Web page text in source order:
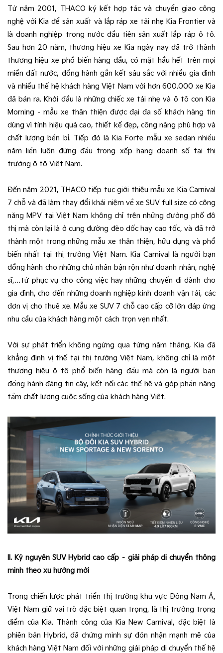
Từ năm 2001, THACO ký kết hợp tác và chuyển giao công
nghệ với Kia để sản xuất và lắp ráp xe tải nhẹ Kia Frontier và
là doanh nghiệp trong nước đầu tiên sản xuất lắp ráp ô tô.
Sau hơn 20 năm, thương hiệu xe Kia ngày nay đã trở thành
thương hiệu xe phổ biến hàng đầu, có mặt hầu hết trên mọi
miền đất nước, đồng hành gắn kết sâu sắc với nhiều gia đình
và nhiều thế hệ khách hàng Việt Nam với hơn 600.000 xe Kia
đã bán ra. Khởi đầu là những chiếc xe tải nhẹ và ô tô con Kia
Morning - mẫu xe thân thiện được đại đa số khách hàng tin
dùng vì tính hiệu quả cao, thiết kế đẹp, công năng phù hợp và
chất lượng bền bỉ. Tiếp đó là Kia Forte mẫu xe sedan nhiều
năm liền luôn đứng đầu trong xếp hạng doanh số tại thị
trường ô tô Việt Nam.
Đến năm 2021, THACO tiếp tục giới thiệu mẫu xe Kia Carnival
7 chỗ và đã làm thay đổi khái niệm về xe SUV full size có công
năng MPV tại Việt Nam không chỉ trên những đường phố đô
thị mà còn lại là ở cung đường đèo dốc hay cao tốc, và đã trở
thành một trong những mẫu xe thân thiện, hữu dụng và phổ
biến nhất tại thị trường Việt Nam. Kia Carnival là người bạn
đồng hành cho những chủ nhân bận rộn như doanh nhân, nghệ
sĩ,…từ phục vụ cho công việc hay những chuyến đi dành cho
gia đình, cho đến những doanh nghiệp kinh doanh vận tải, các
đơn vị cho thuê xe. Mẫu xe SUV 7 chỗ cao cấp cỡ lớn đáp ứng
nhu cầu của khách hàng một cách trọn vẹn nhất.
Với sự phát triển không ngừng qua từng năm tháng, Kia đã
khẳng định vị thế tại thị trường Việt Nam, không chỉ là một
thương hiệu ô tô phổ biến hàng đầu mà còn là người bạn
đồng hành đáng tin cậy, kết nối các thế hệ và góp phần nâng
tầm chất lượng cuộc sống của khách hàng Việt.
II. Kỷ nguyên SUV Hybrid cao cấp – giải pháp di chuyển thông
minh theo xu hướng mới
Trong chiến lược phát triển thị trường khu vực Đông Nam Á,
Việt Nam giữ vai trò đặc biệt quan trọng, là thị trường trọng
điểm của Kia. Thành công của Kia New Carnival, đặc biệt là
phiên bản Hybrid, đã chứng minh sự đón nhận mạnh mẽ của
khách hàng Việt Nam đối với những giải pháp di chuyển thế hệ